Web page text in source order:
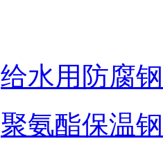
给水用防腐
聚氨酯保温